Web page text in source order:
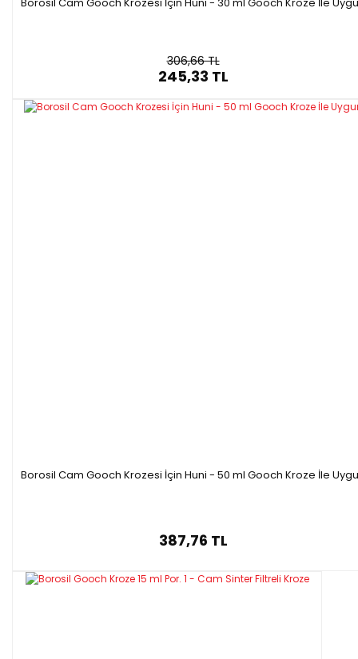
306,66 TL
245,33 TL
Borosil Cam Gooch Krozesi İçin Huni - 50 ml Gooch Kroze İle
387,76 TL